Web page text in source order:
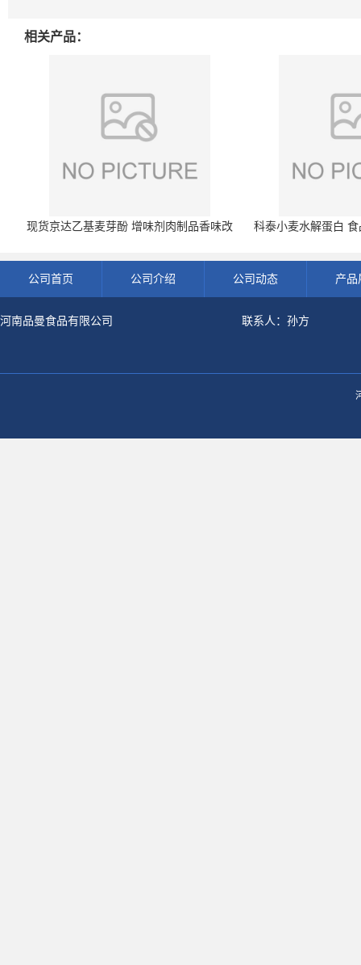
相关产品：
现货京达乙基麦芽酚 增味剂肉制品香味改
科泰小麦水解蛋白
公司首页 公司介绍 公司动态 产品
河南品曼食品有限公司 联系人：孙方